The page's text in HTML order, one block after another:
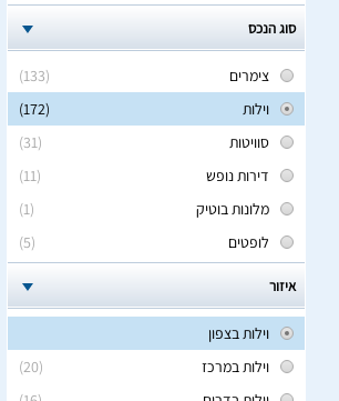
סוג הנכס
(133)
צימרים
(172)
וילות
(31)
סוויטות
(11)
דירות נופש
(1)
מלונות בוטיק
(5)
לופטים
איזור
וילות בצפון
(20)
וילות במרכז